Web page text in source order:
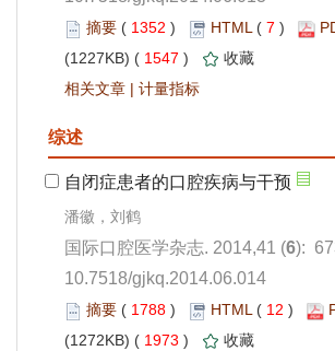
1352 ) 7 )
1547 )
|
):
10.7518/gjkq.2014.06.014
1788 ) 12 )
1973 )